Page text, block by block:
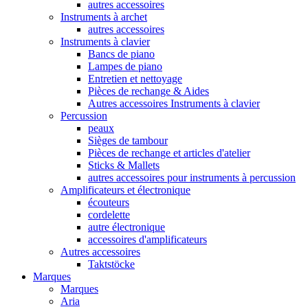
autres accessoires
Instruments à archet
autres accessoires
Instruments à clavier
Bancs de piano
Lampes de piano
Entretien et nettoyage
Pièces de rechange & Aides
Autres accessoires Instruments à clavier
Percussion
peaux
Sièges de tambour
Pièces de rechange et articles d'atelier
Sticks & Mallets
autres accessoires pour instruments à percussion
Amplificateurs et électronique
écouteurs
cordelette
autre électronique
accessoires d'amplificateurs
Autres accessoires
Taktstöcke
Marques
Marques
Aria